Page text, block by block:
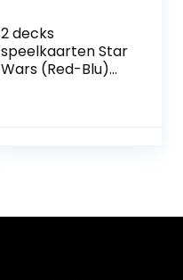
2 decks
speelkaarten Star
Wars (Red-Blu)